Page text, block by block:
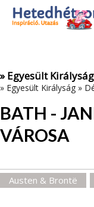
Az oldal sütiket
Adatvédelmi
» Egyesült Királyság
» Egyesült Királyság »
BATH -
VÁROSA
Austen & Brontë